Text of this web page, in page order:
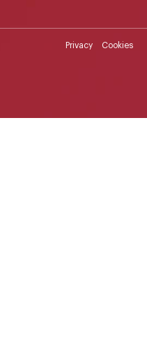
Privacy Cookies